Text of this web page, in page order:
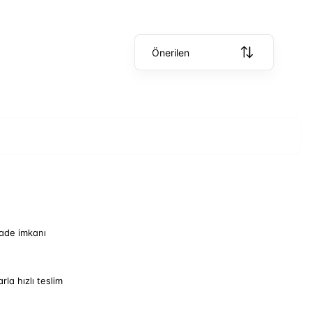
Önerilen
imkanı
hızlı teslim